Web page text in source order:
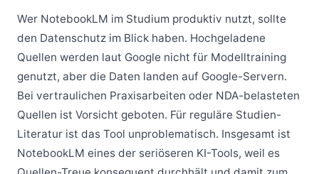
Wer NotebookLM im Studium produktiv nutzt, sollte
den Datenschutz im Blick haben. Hochgeladene
Quellen werden laut Google nicht für Modelltraining
genutzt, aber die Daten landen auf Google-Servern.
Bei vertraulichen Praxisarbeiten oder NDA-belasteten
Quellen ist Vorsicht geboten. Für reguläre Studien-
Literatur ist das Tool unproblematisch. Insgesamt ist
NotebookLM eines der seriöseren KI-Tools, weil es